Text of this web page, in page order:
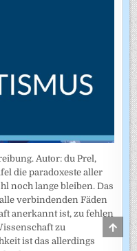
Autor: du Prel,
die paradoxeste aller
noch lange bleiben. Das
verbindenden Fäden
anerkannt ist, zu fehlen
zu
ist das allerdings
TO
TOP